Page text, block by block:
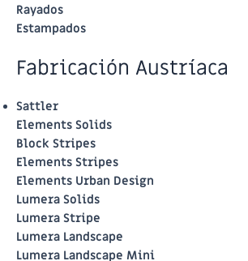
Rayados
Estampados
Fabricación Austríaca
Sattler
Elements Solids
Block Stripes
Elements Stripes
Elements Urban Design
Lumera Solids
Lumera Stripe
Lumera Landscape
Lumera Landscape Mini